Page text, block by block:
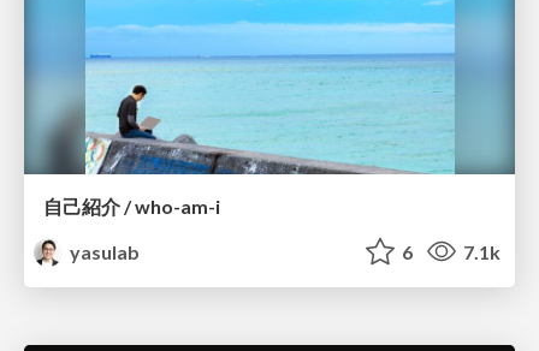
自己紹介 / who-am-i
yasulab
6 7.1k